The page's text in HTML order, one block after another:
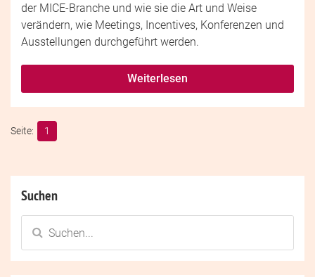
der MICE-Branche und wie sie die Art und Weise
verändern, wie Meetings, Incentives, Konferenzen und
Ausstellungen durchgeführt werden.
Weiterlesen
1
Suchen